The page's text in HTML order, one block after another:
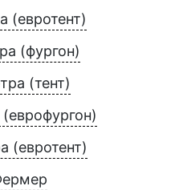
(евротент)
(фургон)
(тент)
(евротент)